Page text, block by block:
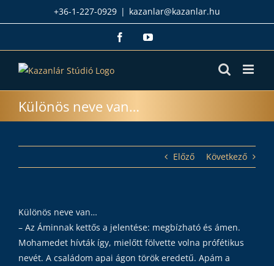
+36-1-227-0929 | kazanlar@kazanlar.hu
FacebookYouTube
Különös neve van…
Előző Következő
Különös neve van…
– Az Áminnak kettős a jelentése: megbízható és ámen.
Mohamedet hívták így, mielőtt fölvette volna prófétikus
nevét. A családom apai ágon török eredetű. Apám a